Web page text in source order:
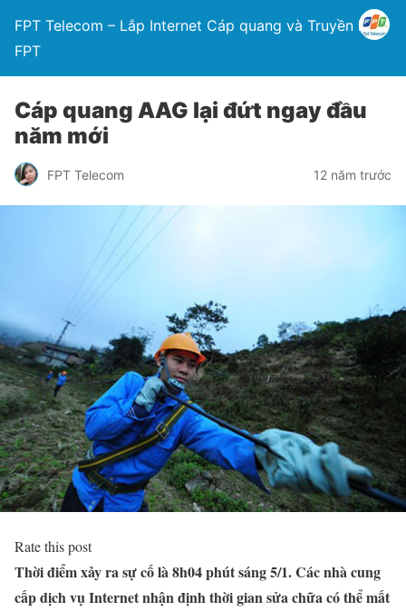
FPT Telecom – Lắp Internet Cáp quang và Truyền hình
FPT
Cáp quang AAG lại đứt ngay đầu
năm mới
FPT Telecom 12 năm trước
Rate this post
Thời điểm xảy ra sự cố là 8h04 phút sáng 5/1. Các nhà cung
cấp dịch vụ Internet nhận định thời gian sửa chữa có thể mất